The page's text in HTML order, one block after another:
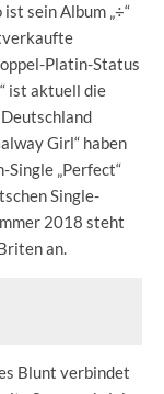
sein Album „÷“
Platin-Status
ist aktuell die
Girl“ haben
„Perfect“
Single-
2018 steht
an.
Blunt verbindet